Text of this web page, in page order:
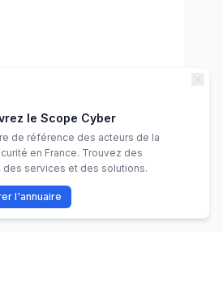
le Scope Cyber
de référence des acteurs de la
en France. Trouvez des
des services et des solutions.
l'annuaire